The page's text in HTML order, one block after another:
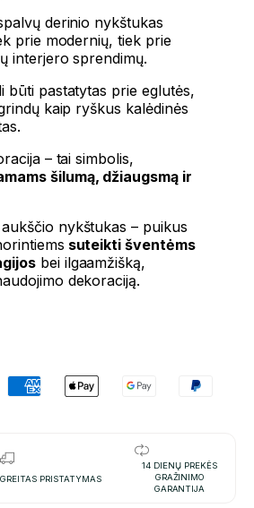
derinio nykštukas
prie modernių, tiek prie
interjero sprendimų.
būti pastatytas prie eglutės,
kaip ryškus kalėdinės
– tai simbolis,
šilumą, džiaugsmą ir
nykštukas – puikus
suteikti šventėms
bei ilgaamžišką,
dekoraciją.
GREITAS PRISTATYMAS
14 DIENŲ PREKĖS
GRAŽINIMO
GARANTIJA